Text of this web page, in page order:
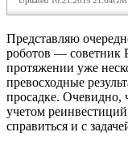
Представляю
роботов — советник
протяжении уже
превосходные
просадке. Очевидно,
учетом
справиться и с